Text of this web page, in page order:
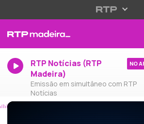
RTP Notícias (RTP
Madeira)
Emissão em simultâneo com RTP
Notícias
NO